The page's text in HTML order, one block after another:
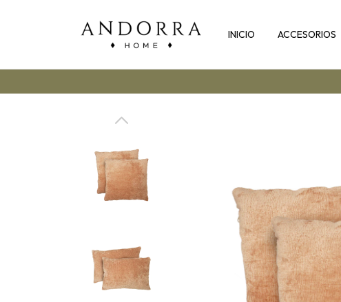
INICIO ACCESORIOS